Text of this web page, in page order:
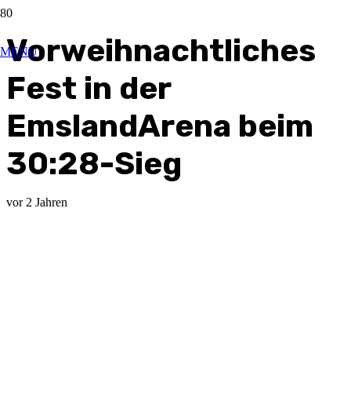
MENU
Vorweihnachtliches
Fest in der
EmslandArena beim
30:28-Sieg
vor 2 Jahren